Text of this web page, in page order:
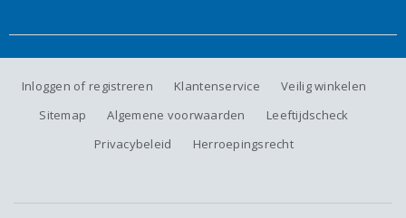
Inloggen of registreren Klantenservice
Veilig winkelen
Sitemap
Algemene voorwaarden
Leeftijdscheck
Privacybeleid
Herroepingsrecht